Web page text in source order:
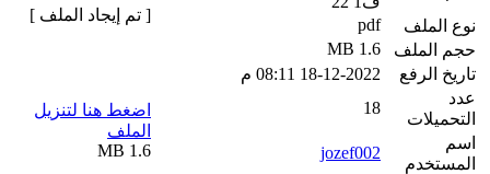
نوع الملف
pdf
حجم الملف
1.6 MB
تاريخ الرفع
18-12-2022 08:11 م
عدد
التحميلات
18
اسم
المستخدم
jozef002
[ تم إيجاد الملف ]
اضغط هنا لتنزيل
الملف
1.6 MB